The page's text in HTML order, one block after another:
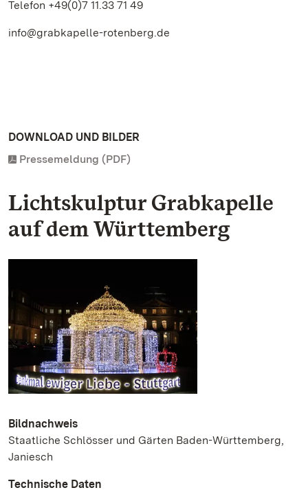
Telefon +49(0)7 11.33 71 49
info@grabkapelle-rotenberg.de
DOWNLOAD UND BILDER
Pressemeldung (PDF)
Lichtskulptur Grabkapelle
auf dem Württemberg
Bildnachweis
Staatliche Schlösser und Gärten Baden-Württemberg,
Janiesch
Technische Daten